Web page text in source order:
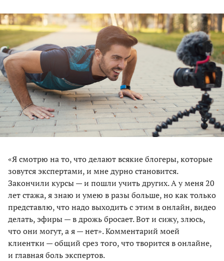
«Я смотрю на то, что делают всякие блогеры, которые
зовутся экспертами, и мне дурно становится.
Закончили курсы — и пошли учить других. А у меня 20
лет стажа, я знаю и умею в разы больше, но как только
представлю, что надо выходить с этим в онлайн, видео
делать, эфиры — в дрожь бросает. Вот и сижу, злюсь,
что они могут, а я — нет». Комментарий моей
клиентки — общий срез того, что творится в онлайне,
и главная боль экспертов.